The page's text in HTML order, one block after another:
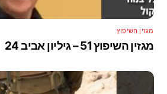
מגזין השיפוץ
מגזין השיפוץ 51 – גיליון אביב 24